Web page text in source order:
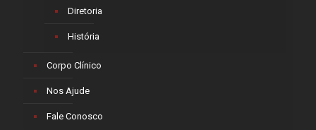
Diretoria
História
Corpo Clínico
Nos Ajude
Fale Conosco